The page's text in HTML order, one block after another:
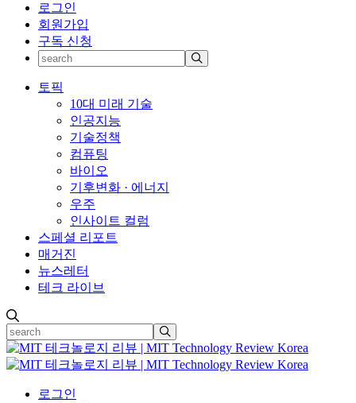
로그인
회원가입
구독 신청
토픽
10대 미래 기술
인공지능
기술정책
컴퓨팅
바이오
기후변화 · 에너지
우주
인사이트 컬럼
스페셜 리포트
매거진
뉴스레터
테크 라이브
로그인